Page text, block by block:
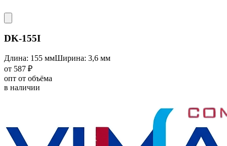
DK-155I
Длина: 155 ммШирина: 3,6 мм
от 587 ₽
опт от объёма
в наличии